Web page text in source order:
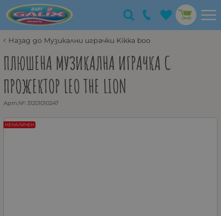
Назад до Музикални играчки Kikka boo
ПЛЮШЕНА МУЗИКАЛНА ИГРАЧКА С
ПРОЖЕКТОР LEO THE LION
Арт.№: 31201010247
НЕНАЛИЧЕН